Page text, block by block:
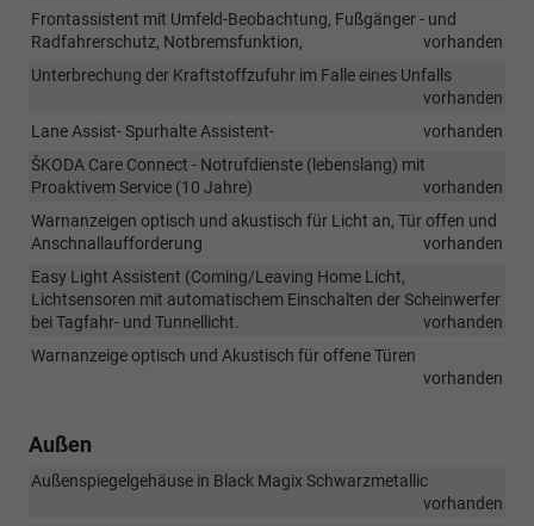
Frontassistent mit Umfeld-Beobachtung, Fußgänger - und
Radfahrerschutz, Notbremsfunktion,
vorhanden
Unterbrechung der Kraftstoffzufuhr im Falle eines Unfalls
vorhanden
Lane Assist- Spurhalte Assistent-
vorhanden
ŠKODA Care Connect - Notrufdienste (lebenslang) mit
Proaktivem Service (10 Jahre)
vorhanden
Warnanzeigen optisch und akustisch für Licht an, Tür offen und
Anschnallaufforderung
vorhanden
Easy Light Assistent (Coming/Leaving Home Licht,
Lichtsensoren mit automatischem Einschalten der Scheinwerfer
bei Tagfahr- und Tunnellicht.
vorhanden
Warnanzeige optisch und Akustisch für offene Türen
vorhanden
Außen
Außenspiegelgehäuse in Black Magix Schwarzmetallic
vorhanden